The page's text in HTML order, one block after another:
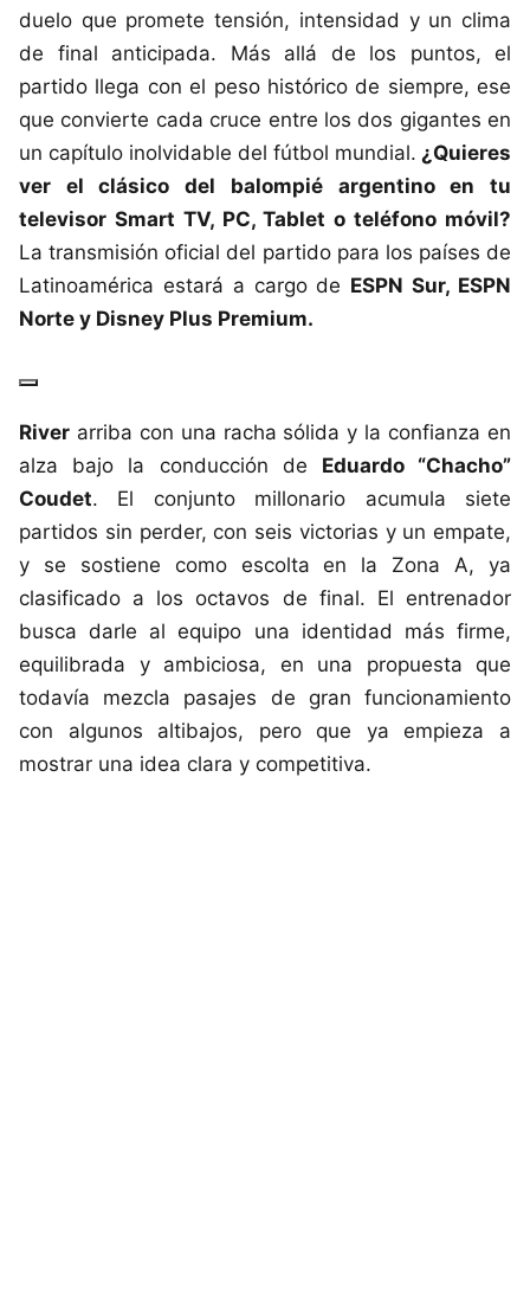
duelo que promete tensión, intensidad y un clima
de final anticipada. Más allá de los puntos, el
partido llega con el peso histórico de siempre, ese
que convierte cada cruce entre los dos gigantes en
un capítulo inolvidable del fútbol mundial. ¿Quieres
ver el clásico del balompié argentino en tu
televisor Smart TV, PC, Tablet o teléfono móvil?
La transmisión oficial del partido para los países de
Latinoamérica estará a cargo de ESPN Sur, ESPN
Norte y Disney Plus Premium.
River arriba con una racha sólida y la confianza en
alza bajo la conducción de Eduardo “Chacho”
Coudet. El conjunto millonario acumula siete
partidos sin perder, con seis victorias y un empate,
y se sostiene como escolta en la Zona A, ya
clasificado a los octavos de final. El entrenador
busca darle al equipo una identidad más firme,
equilibrada y ambiciosa, en una propuesta que
todavía mezcla pasajes de gran funcionamiento
con algunos altibajos, pero que ya empieza a
mostrar una idea clara y competitiva.